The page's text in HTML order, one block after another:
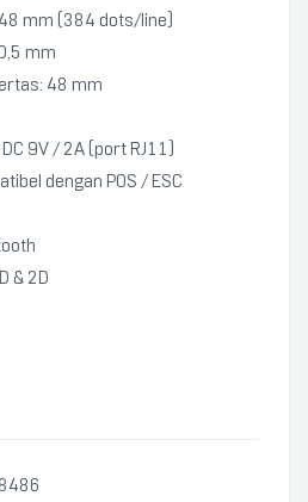
mm (384 dots/line)
mm
48 mm
9V / 2A (port RJ11)
dengan POS / ESC
& 2D